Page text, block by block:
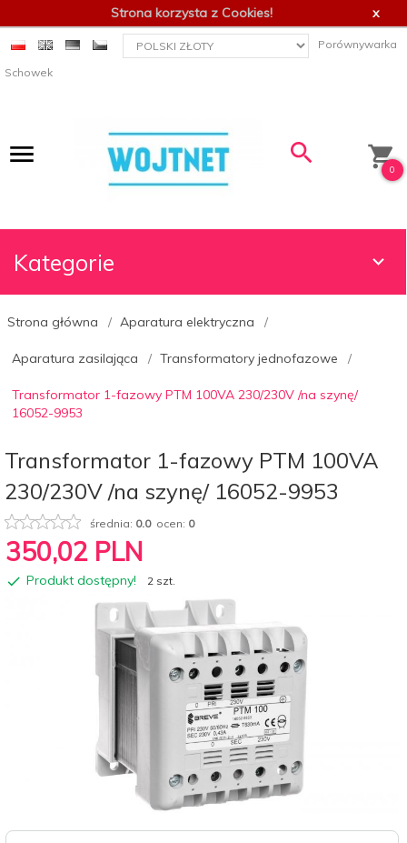
Strona korzysta z Cookies! x
currency_h Porównywarka
Schowek
0
Kategorie
Strona główna Aparatura elektryczna
Aparatura zasilająca Transformatory jednofazowe
Transformator 1-fazowy PTM 100VA 230/230V /na szynę/
16052-9953
Transformator 1-fazowy PTM 100VA
230/230V /na szynę/ 16052-9953
średnia: 0.0ocen: 0
350,02 PLN
Produkt dostępny! 2 szt.